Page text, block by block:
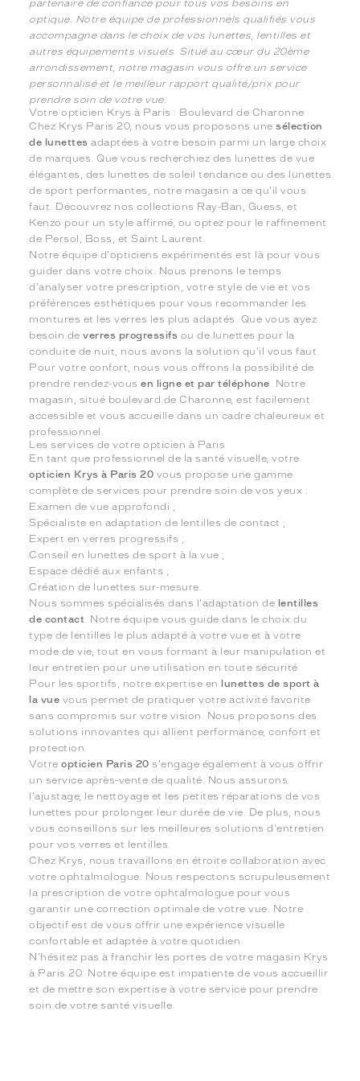
partenaire de confiance pour tous vos besoins en
optique. Notre équipe de professionnels qualifiés vous
accompagne dans le choix de vos lunettes, lentilles et
autres équipements visuels. Situé au cœur du 20ème
arrondissement, notre magasin vous offre un service
personnalisé et le meilleur rapport qualité/prix pour
prendre soin de votre vue.
Votre opticien Krys à Paris : Boulevard de Charonne
Chez Krys Paris 20, nous vous proposons unesélection
de lunettes adaptées à votre besoin parmi un large choix
de marques. Que vous recherchiez des lunettes de vue
élégantes, des lunettes de soleil tendance ou des lunettes
de sport performantes, notre magasin a ce qu'il vous
faut. Découvrez nos collections Ray-Ban, Guess, et
Kenzo pour un style affirmé, ou optez pour le raffinement
de Persol, Boss, et Saint Laurent.
Notre équipe d'opticiens expérimentés est là pour vous
guider dans votre choix. Nous prenons le temps
d'analyser votre prescription, votre style de vie et vos
préférences esthétiques pour vous recommander les
montures et les verres les plus adaptés. Que vous ayez
besoin deverres progressifs ou de lunettes pour la
conduite de nuit, nous avons la solution qu'il vous faut.
Pour votre confort, nous vous offrons la possibilité de
prendre rendez-vousen ligne et par téléphone. Notre
magasin, situé boulevard de Charonne, est facilement
accessible et vous accueille dans un cadre chaleureux et
professionnel.
Les services de votre opticien à Paris
En tant que professionnel de la santé visuelle, votre
opticien Krys à Paris 20 vous propose une gamme
complète de services pour prendre soin de vos yeux :
Examen de vue approfondi ;
Spécialiste en adaptation de lentilles de contact ;
Expert en verres progressifs ;
Conseil en lunettes de sport à la vue ;
Espace dédié aux enfants ;
Création de lunettes sur-mesure.
Nous sommes spécialisés dans l'adaptation de lentilles
de contact. Notre équipe vous guide dans le choix du
type de lentilles le plus adapté à votre vue et à votre
mode de vie, tout en vous formant à leur manipulation et
leur entretien pour une utilisation en toute sécurité.
Pour les sportifs, notre expertise en
lunettes de sport à
la vue vous permet de pratiquer votre activité favorite
sans compromis sur votre vision. Nous proposons des
solutions innovantes qui allient performance, confort et
protection.
Votreopticien Paris 20 s'engage également à vous offrir
un service après-vente de qualité. Nous assurons
l'ajustage, le nettoyage et les petites réparations de vos
lunettes pour prolonger leur durée de vie. De plus, nous
vous conseillons sur les meilleures solutions d'entretien
pour vos verres et lentilles.
Chez Krys, nous travaillons en étroite collaboration avec
votre ophtalmologue. Nous respectons scrupuleusement
la prescription de votre ophtalmologue pour vous
garantir une correction optimale de votre vue. Notre
objectif est de vous offrir une expérience visuelle
confortable et adaptée à votre quotidien.
N'hésitez pas à franchir les portes de votre magasin Krys
à Paris 20. Notre équipe est impatiente de vous accueillir
et de mettre son expertise à votre service pour prendre
soin de votre santé visuelle.